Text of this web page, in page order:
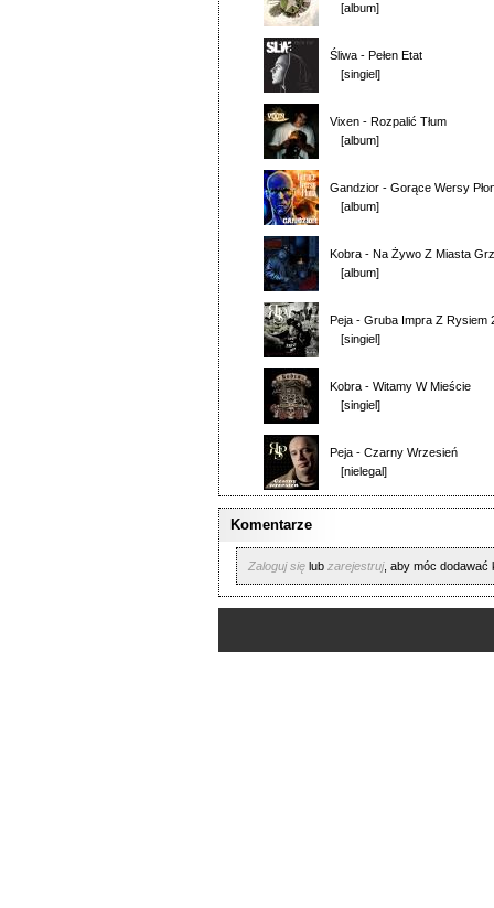
[album]
Śliwa - Pełen Etat
[singiel]
Vixen - Rozpalić Tłum
[album]
Gandzior - Gorące Wersy
[album]
Kobra - Na Żywo Z Miasta
[album]
Peja - Gruba Impra Z Rysiem
[singiel]
Kobra - Witamy W Mieście
[singiel]
Peja - Czarny Wrzesień
[nielegal]
Komentarze
Zaloguj się lub zarejestruj, aby móc dodawać